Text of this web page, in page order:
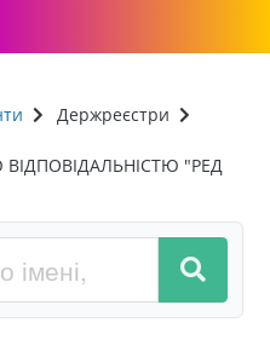
Держреєстри
"РЕД